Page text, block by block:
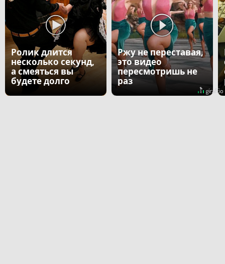
Ролик длится
несколько секунд,
а смеяться вы
будете долго
Ржу не переставая,
это видео
пересмотришь не
раз